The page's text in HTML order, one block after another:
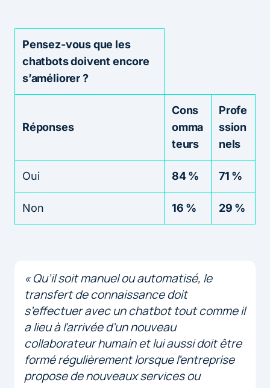
Pensez-vous que les
chatbots doivent encore
s’améliorer ?
Réponses
Cons
omma
teurs
Profe
ssion
nels
Oui 84 % 71 %
Non 16 % 29 %
« Qu’il soit manuel ou automatisé, le
transfert de connaissance doit
s’effectuer avec un chatbot tout comme il
a lieu à l’arrivée d’un nouveau
collaborateur humain et lui aussi doit être
formé régulièrement lorsque l’entreprise
propose de nouveaux services ou